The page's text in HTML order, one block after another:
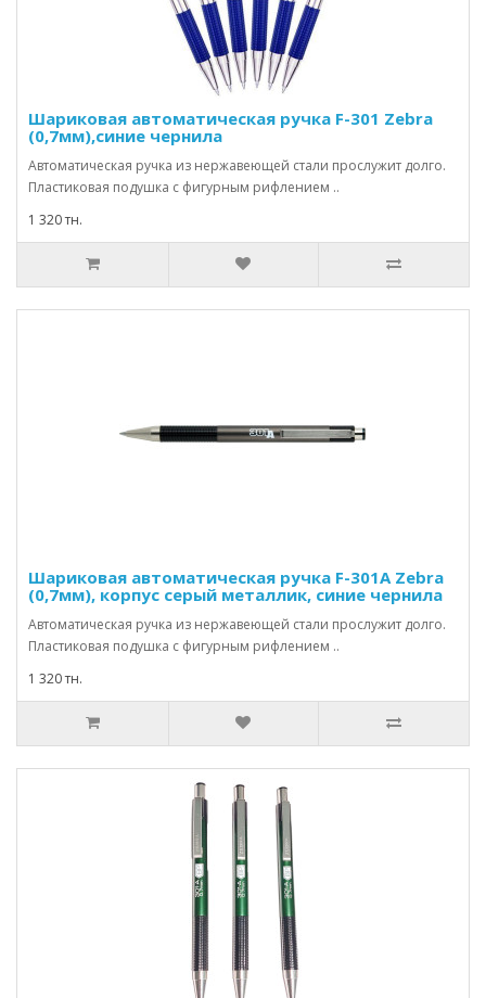
Шариковая автоматическая ручка F-301 Zebra
(0,7мм),синие чернила
Автоматическая ручка из нержавеющей стали прослужит долго.
Пластиковая подушка с фигурным рифлением ..
1 320 тн.
Шариковая автоматическая ручка F-301А Zebra
(0,7мм), корпус серый металлик, синие чернила
Автоматическая ручка из нержавеющей стали прослужит долго.
Пластиковая подушка с фигурным рифлением ..
1 320 тн.